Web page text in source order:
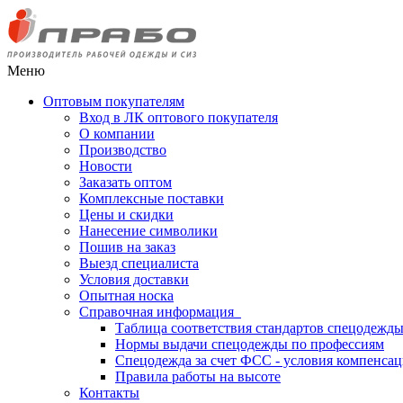
Меню
Оптовым покупателям
Вход в ЛК оптового покупателя
О компании
Производство
Новости
Заказать оптом
Комплексные поставки
Цены и скидки
Нанесение символики
Пошив на заказ
Выезд специалиста
Условия доставки
Опытная носка
Справочная информация
Таблица соответствия стандартов спецодежды
Нормы выдачи спецодежды по профессиям
Спецодежда за счет ФСС - условия
Правила работы на высоте
Контакты